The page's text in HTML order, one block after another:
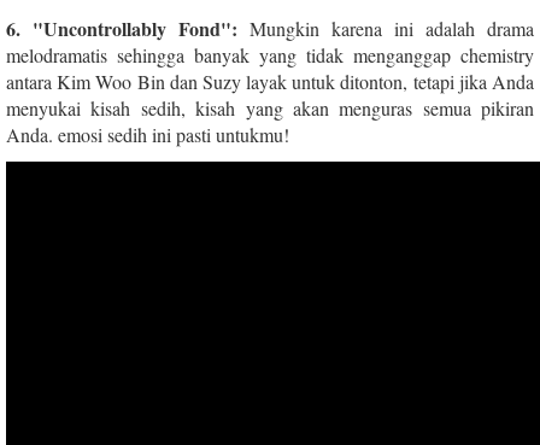
6. "Uncontrollably Fond": Mungkin karena ini adalah drama
melodramatis sehingga banyak yang tidak menganggap chemistry
antara Kim Woo Bin dan Suzy layak untuk ditonton, tetapi jika Anda
menyukai kisah sedih, kisah yang akan menguras semua pikiran
Anda. emosi sedih ini pasti untukmu!